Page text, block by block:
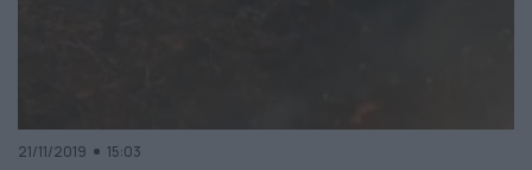
21/11/2019 15:03